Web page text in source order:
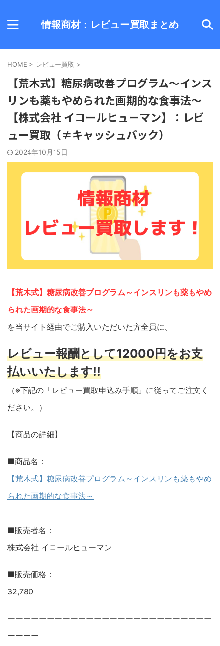
情報商材：レビュー買取まとめ
HOME > レビュー買取 >
【荒木式】糖尿病改善プログラム～インス
リンも薬もやめられた画期的な食事法～
【株式会社 イコールヒューマン】：レビ
ュー買取（≠キャッシュバック）
2024年10月15日
【荒木式】糖尿病改善プログラム～インスリンも薬もやめ
られた画期的な食事法～
を当サイト経由でご購入いただいた方全員に、
レビュー報酬として12000円をお支
払いいたします!!
（※下記の「レビュー買取申込み手順」に従ってご注文く
ださい。）
【商品の詳細】
■商品名：
【荒木式】糖尿病改善プログラム～インスリンも薬もやめ
られた画期的な食事法～
■販売者名：
株式会社 イコールヒューマン
■販売価格：
32,780
ーーーーーーーーーーーーーーーーーーーーーーーーーー
ーーーー